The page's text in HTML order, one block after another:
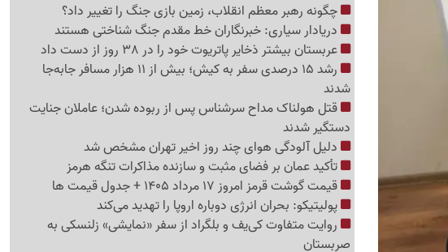
چگونه رهبر معظم انقلاب، زمین بازی جنگ را تغییر داد؟
دریادار سیاری: خبرنگاران خط مقدم جنگ شناختی هستند
عربستان بیشتر ذخایر پاتریوت خود را در 38 روز از دست داد
رشد 15 درصدی سفر به کیش؛ بیش از 11 هزار مسافر جابه‌جا
شدند
قتل هولناک مداح سرشناس پس از ربوده شدن؛ عاملان جنایت
دستگیر شدند
دلیل آلودگی هوای چند روز اخیر تهران مشخص شد
تأکید عمان بر فضای مثبت و سازنده مذاکرات تنگه هرمز
قیمت گوشت قرمز امروز 17 مرداد 1405 + جدول قیمت ها
پولیتیکو: بحران انرژی دوباره اروپا را تهدید می‌کند
روایت متفاوت کی‌یف و بلگراد از سفر «نمایشی» زلنسکی به
صربستان